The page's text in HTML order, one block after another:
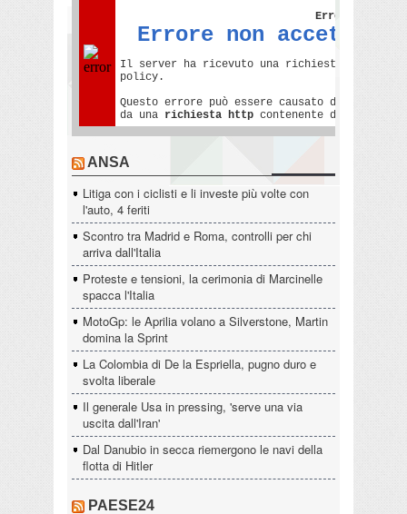
ANSA
Litiga con i ciclisti e li investe più volte con
l'auto, 4 feriti
Scontro tra Madrid e Roma, controlli per chi
arriva dall'Italia
Proteste e tensioni, la cerimonia di Marcinelle
spacca l'Italia
MotoGp: le Aprilia volano a Silverstone, Martin
domina la Sprint
La Colombia di De la Espriella, pugno duro e
svolta liberale
Il generale Usa in pressing, 'serve una via
uscita dall'Iran'
Dal Danubio in secca riemergono le navi della
flotta di Hitler
PAESE24